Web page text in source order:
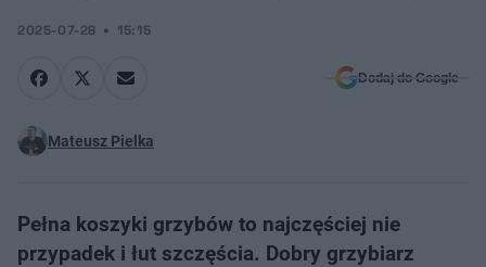
2025-07-28 15:15
Dodaj do Google
Mateusz Pielka
Pełna koszyki grzybów to najczęściej nie
przypadek i łut szczęścia. Dobry grzybiarz